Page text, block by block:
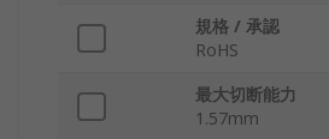
規格 / 承認
RoHS
最大切断能力
1.57mm